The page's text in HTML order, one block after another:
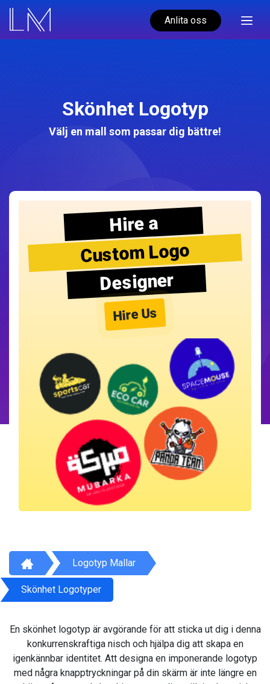
Anlita oss
Skönhet Logotyp
Välj en mall som passar dig bättre!
Hire a
Custom Logo
Designer
Hire Us
Logotyp Mallar
Skönhet Logotyper
En skönhet logotyp är avgörande för att sticka ut dig i denna
konkurrenskraftiga nisch och hjälpa dig att skapa en
igenkännbar identitet. Att designa en imponerande logotyp
med några knapptryckningar på din skärm är inte längre en